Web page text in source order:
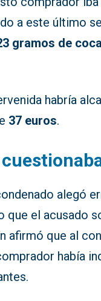
a este último
gramos de
habría
37 euros.
alegó
que el acusado
afirmó que al
había